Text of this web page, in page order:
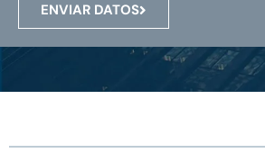
ENVIAR DATOS